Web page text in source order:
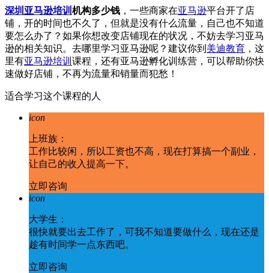
深圳亚马逊培训 机构多少钱 ，一些商家在亚马逊平台开了店
铺，开的时间也不久了，但就是没有什么流量，自己也不知道
要怎么办了？如果你想改变店铺现在的状况，不妨去学习亚马
逊的相关知识。去哪里学习亚马逊呢？建议你到 美迪教育 ，这
里有亚马逊培训 课程，还有亚马逊孵化训练营，可以帮助你快
速做好店铺，不再为流量和销量而犯愁！
适合学习这个课程的人
icon
上班族：
工作比较闲，所以工资也不高，现在打算搞一个副业，
让自己的收入提高一下。
立即咨询
icon
大学生：
很快就要出去工作了，可我不知道要做什么，现在还是
趁有时间学一点东西吧。
立即咨询